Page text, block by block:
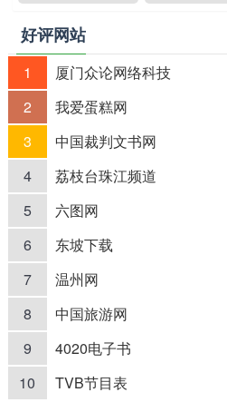
好评网站
1 厦门众论网络科技
2
我爱蛋糕网
3
中国裁判文书网
4
荔枝台珠江频道
5
六图网
6
东坡下载
7
温州网
8
中国旅游网
9
4020电子书
10
TVB节目表